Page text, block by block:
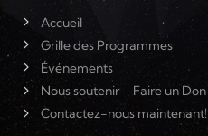
Accueil
Grille des Programmes
Événements
Nous soutenir – Faire un Don
Contactez-nous maintenant!